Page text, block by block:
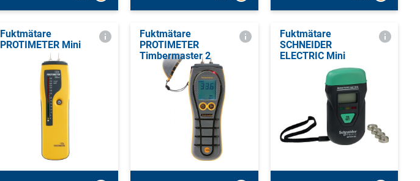
Fuktmätare
PROTIMETER Mini
Fuktmätare
PROTIMETER
Timbermaster 2
Fuktmätare
SCHNEIDER
ELECTRIC Mini